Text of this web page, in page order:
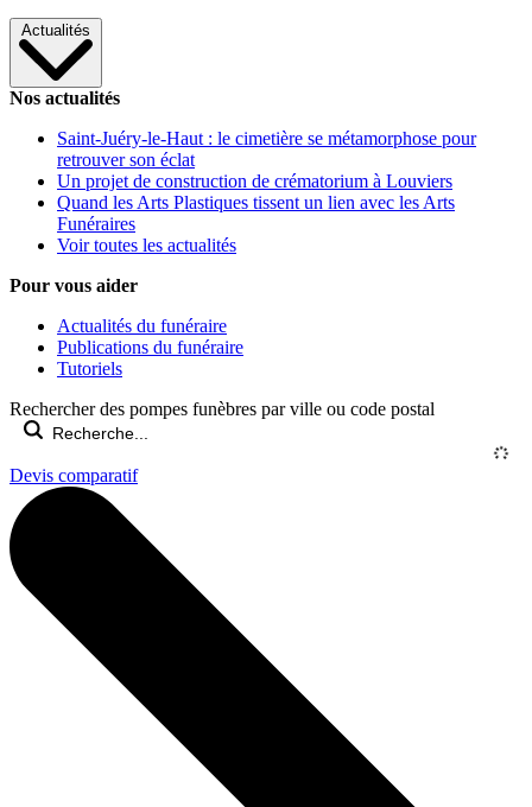
Actualités
Nos actualités
Saint-Juéry-le-Haut : le cimetière se métamorphose pour
retrouver son éclat
Un projet de construction de crématorium à Louviers
Quand les Arts Plastiques tissent un lien avec les Arts
Funéraires
Voir toutes les actualités
Pour vous aider
Actualités du funéraire
Publications du funéraire
Tutoriels
Rechercher des pompes funèbres par ville ou code postal
Devis comparatif